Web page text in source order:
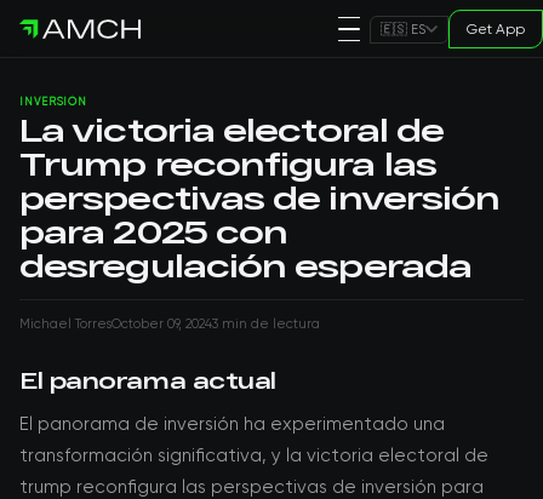
🇪🇸 ES Get App
INVERSIÓN
La victoria electoral de
Trump reconfigura las
perspectivas de inversión
para 2025 con
desregulación esperada
Michael TorresOctober 09, 20243 min de lectura
El panorama actual
El panorama de inversión ha experimentado una
transformación significativa, y la victoria electoral de
trump reconfigura las perspectivas de inversión para